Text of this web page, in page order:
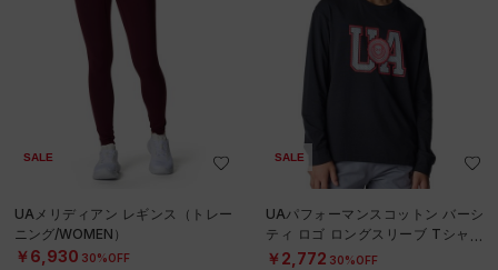
SALE
UAメリディアン レギンス（トレー
ニング/WOMEN）
￥6,930 30%OFF
SALE
UAパフォーマンスコットン バーシ
ティ ロゴ ロングスリーブ Tシャツ
（トレーニング/BOYS）
￥2,772 30%OFF